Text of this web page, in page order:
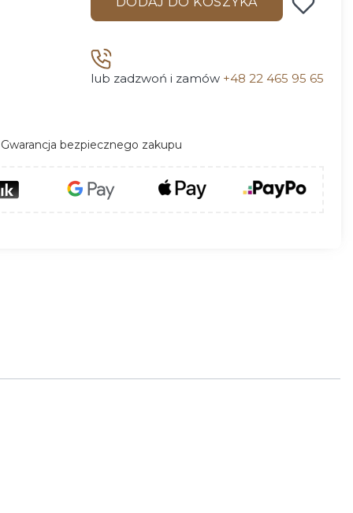
lub zadzwoń i zamów +48 22 465 95 65
Gwarancja bezpiecznego zakupu